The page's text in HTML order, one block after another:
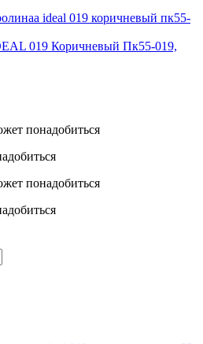
019 Коричневый Пк55-019,